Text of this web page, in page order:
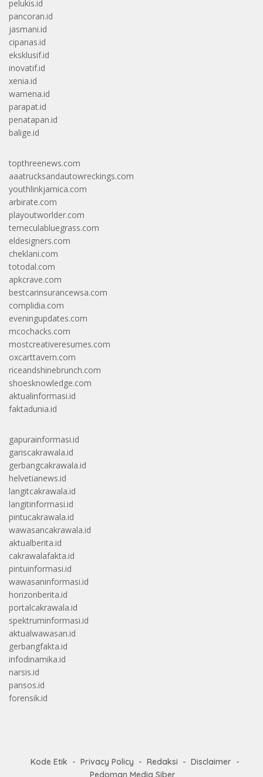
pelukis.id
pancoran.id
jasmani.id
cipanas.id
eksklusif.id
inovatif.id
xenia.id
wamena.id
parapat.id
penatapan.id
balige.id
topthreenews.com
aaatrucksandautowreckings.com
youthlinkjamica.com
arbirate.com
playoutworlder.com
temeculabluegrass.com
eldesigners.com
cheklani.com
totodal.com
apkcrave.com
bestcarinsurancewsa.com
complidia.com
eveningupdates.com
mcochacks.com
mostcreativeresumes.com
oxcarttavern.com
riceandshinebrunch.com
shoesknowledge.com
aktualinformasi.id
faktadunia.id
gapurainformasi.id
gariscakrawala.id
gerbangcakrawala.id
helvetianews.id
langitcakrawala.id
langitinformasi.id
pintucakrawala.id
wawasancakrawala.id
aktualberita.id
cakrawalafakta.id
pintuinformasi.id
wawasaninformasi.id
horizonberita.id
portalcakrawala.id
spektruminformasi.id
aktualwawasan.id
gerbangfakta.id
infodinamika.id
narsis.id
pansos.id
forensik.id
Kode Etik Privacy Policy Redaksi
Disclaimer
Pedoman Media Siber